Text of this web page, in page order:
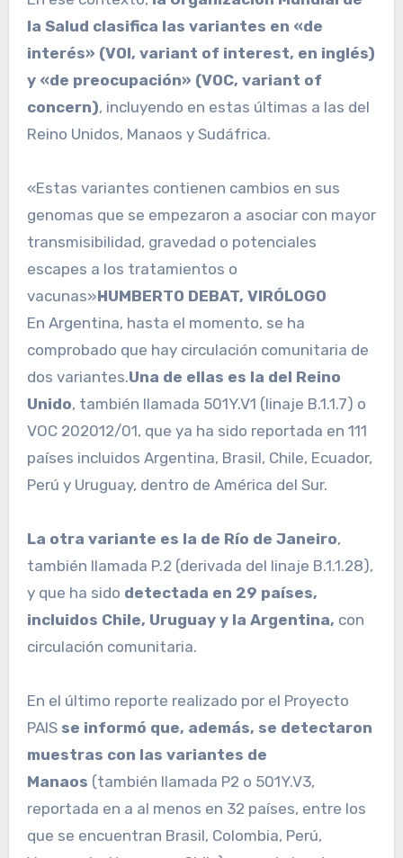
la Salud clasifica las variantes en «de
interés» (VOI, variant of interest, en inglés)
y «de preocupación» (VOC, variant of
concern), incluyendo en estas últimas a las del
Reino Unidos, Manaos y Sudáfrica.
«Estas variantes contienen cambios en sus
genomas que se empezaron a asociar con mayor
transmisibilidad, gravedad o potenciales
escapes a los tratamientos o
vacunas»HUMBERTO DEBAT, VIRÓLOGO
En Argentina, hasta el momento, se ha
comprobado que hay circulación comunitaria de
dos variantes.Una de ellas es la del Reino
Unido, también llamada 501Y.V1 (linaje B.1.1.7) o
VOC 202012/01, que ya ha sido reportada en 111
países incluidos Argentina, Brasil, Chile, Ecuador,
Perú y Uruguay, dentro de América del Sur.
La otra variante es la de Río de Janeiro,
también llamada P.2 (derivada del linaje B.1.1.28),
y que ha sido detectada en 29 países,
incluidos Chile, Uruguay y la Argentina, con
circulación comunitaria.
En el último reporte realizado por el Proyecto
PAIS se informó que, además, se detectaron
muestras con las variantes de
Manaos (también llamada P2 o 501Y.V3,
reportada en a al menos en 32 países, entre los
que se encuentran Brasil, Colombia, Perú,